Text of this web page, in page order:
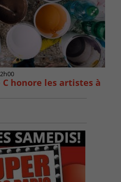
C honore les artistes à